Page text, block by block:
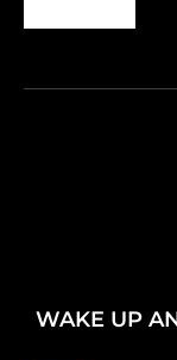
WAKE UP